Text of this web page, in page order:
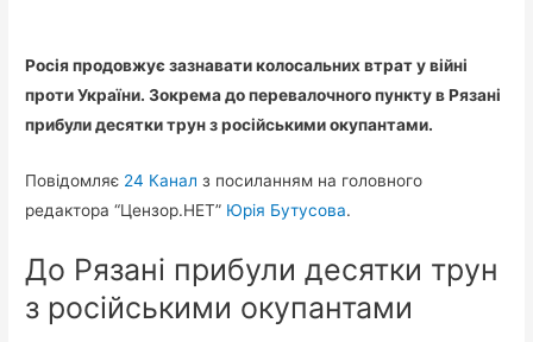
Росія продовжує зазнавати колосальних втрат у війні
проти України. Зокрема до перевалочного пункту в Рязані
прибули десятки трун з російськими окупантами.
Повідомляє 24 Канал з посиланням на головного
редактора “Цензор.НЕТ” Юрія Бутусова.
До Рязані прибули десятки трун
з російськими окупантами